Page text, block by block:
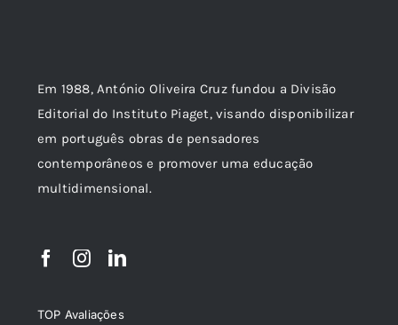
Em 1988, António Oliveira Cruz fundou a Divisão
Editorial do Instituto Piaget, visando disponibilizar
em português obras de pensadores
contemporâneos e promover uma educação
multidimensional.
TOP Avaliações